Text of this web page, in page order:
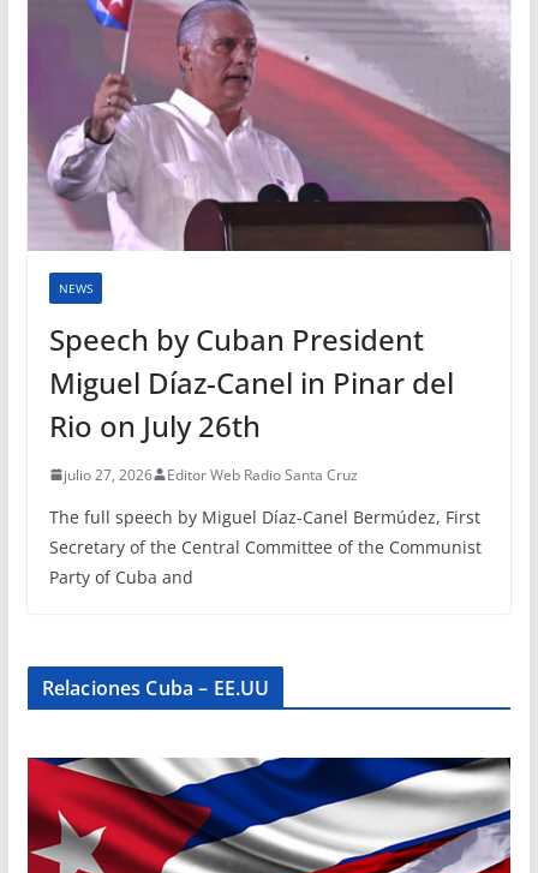
NEWS
Speech by Cuban President
Miguel Díaz-Canel in Pinar del
Rio on July 26th
julio 27, 2026 Editor Web Radio Santa Cruz
The full speech by Miguel Díaz-Canel Bermúdez, First
Secretary of the Central Committee of the Communist
Party of Cuba and
Relaciones Cuba – EE.UU